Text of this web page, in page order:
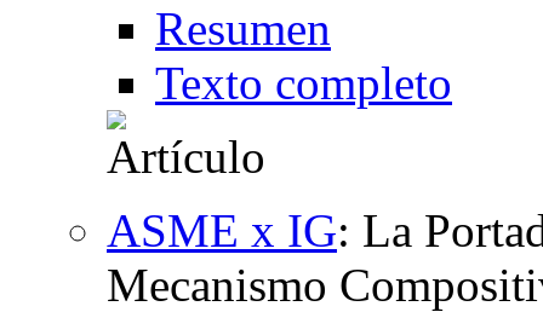
Resumen
Texto completo
ASME x IG: La
Mecanismo